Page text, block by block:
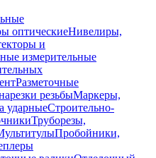
оптическиеНивелиры,
и
измерительные
Разметочные
резьбыМаркеры,
ударныеСтроительно-
Труборезы,
Пробойники,